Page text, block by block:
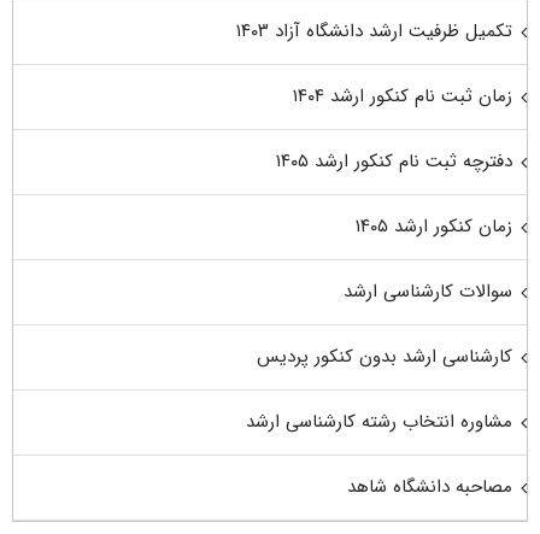
تکمیل ظرفیت ارشد دانشگاه آزاد ۱۴۰۳
زمان ثبت نام کنکور ارشد ۱۴۰۴
دفترچه ثبت نام کنکور ارشد ۱۴۰۵
زمان کنکور ارشد ۱۴۰۵
سوالات کارشناسی ارشد
کارشناسی ارشد بدون کنکور پردیس
مشاوره انتخاب رشته کارشناسی ارشد
مصاحبه دانشگاه شاهد